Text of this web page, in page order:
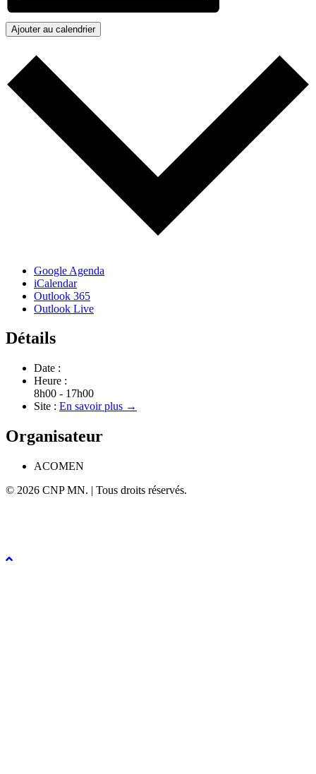
Ajouter au calendrier
Google Agenda
iCalendar
Outlook 365
Outlook Live
Détails
Date :
Heure :
8h00 - 17h00
Site : En savoir plus →
Organisateur
ACOMEN
© 2026 CNP MN. | Tous droits réservés.